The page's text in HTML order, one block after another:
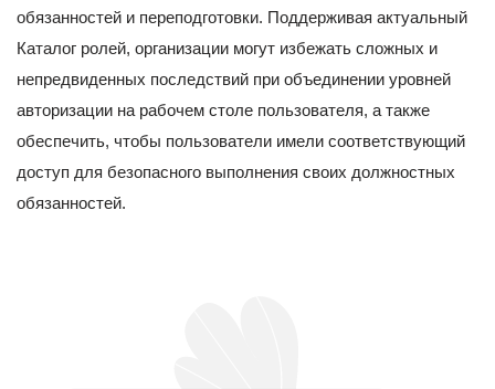
обязанностей и переподготовки. Поддерживая актуальный
Каталог ролей, организации могут избежать сложных и
непредвиденных последствий при объединении уровней
авторизации на рабочем столе пользователя, а также
обеспечить, чтобы пользователи имели соответствующий
доступ для безопасного выполнения своих должностных
обязанностей.